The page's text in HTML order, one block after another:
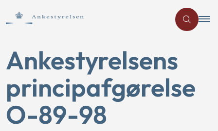
Ankestyrelsens
principafgørelse
O-89-98